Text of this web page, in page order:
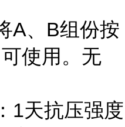
A、B组份按
使用。无
1天抗压强度